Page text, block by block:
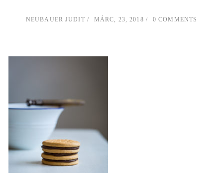
NEUBAUER JUDIT MÁRC, 23, 2018 0 COMMENTS